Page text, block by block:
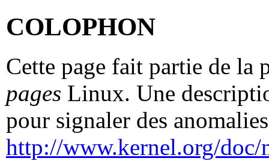
COLOPHON
Cette page fait partie de
pages Linux. Une
pour signaler des
http://www.kernel.org/doc/